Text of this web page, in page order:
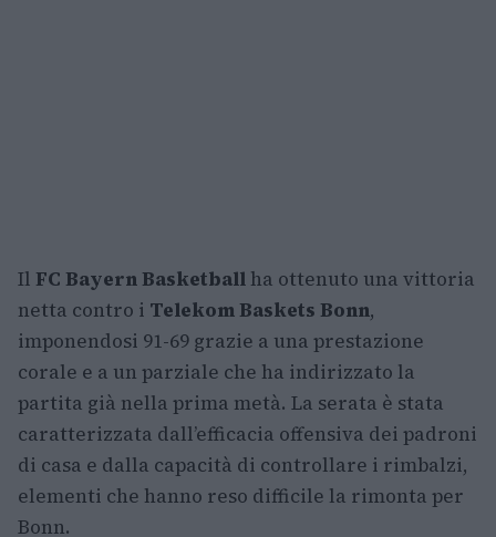
Il FC Bayern Basketball ha ottenuto una vittoria
netta contro i Telekom Baskets Bonn,
imponendosi 91-69 grazie a una prestazione
corale e a un parziale che ha indirizzato la
partita già nella prima metà. La serata è stata
caratterizzata dall’efficacia offensiva dei padroni
di casa e dalla capacità di controllare i rimbalzi,
elementi che hanno reso difficile la rimonta per
Bonn.